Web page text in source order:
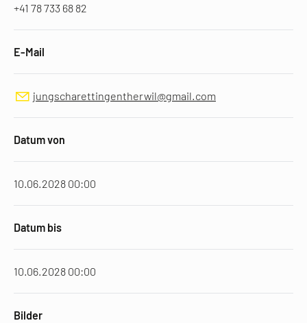
+41 78 733 68 82
E-Mail
jungscharettingentherwil@gmail.com
Datum von
10.06.2028 00:00
Datum bis
10.06.2028 00:00
Bilder